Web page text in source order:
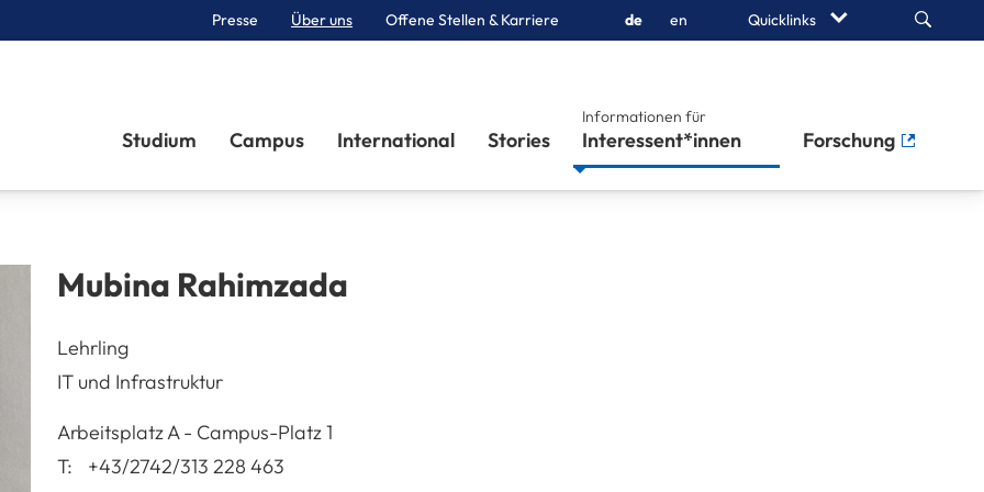
Presse Über uns Offene Stellen & Karriere de en Quicklinks Search
Studium Campus International Stories
Informationen für
Interessent*innen Forschung
Mubina Rahimzada
Lehrling
IT und Infrastruktur
ArbeitsplatzA - Campus-Platz 1A-3100
St. Pölten
T:
+43/2742/313 228 463